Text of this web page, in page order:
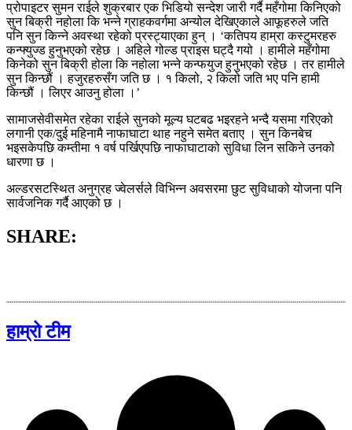
प्रोपाइटर सुमन राईले शुक्रबार एक भिडियो सन्देश जारी गर्दै महँगोमा किनिएको
सुन बिक्री नहोला कि भन्ने ग्राहकवर्गमा अन्योल देखिएकाले आफूहरुले जति
पनि सुन किन्ने अवस्था रहेको प्रस्ट्याएका हुन् । ‘कतिपय हाम्रा कस्टुमरहरु
कन्फ्युज्ड हुनुभएको रहेछ । अहिले गोल्ड प्राइस घट्दै गयो । हामीले महँगोमा
किनेको सुन बिक्री होला कि नहोला भन्ने कन्फयुज हुनुभएको रहेछ । तर हामीले
सुन किन्छौं । हजुरहरुसँग जति छ । १ किलो, २ किलो जति भए पनि हामी
किन्छौं । लिएर आउनु होला ।’
सामाजसेवीसमेत रहेका राईले सुनको मूल्य घटबढ भइरहने भन्दै यसमा गरिएको
लगानी एक/दुई महिनामै नाफाघाटा थाह नहुने समेत बताए । सुन किनबेच
भइसकेपछि कम्तीमा १ वर्ष पर्खिएपछि नाफाघाटाको सुविधा लिन सकिने उनको
धारणा छ ।
अल्डरसटस्थित अनुग्रह ज्वेलर्सले विभिन्न अवसरमा छुट सुविधाको योजना पनि
सार्वजनिक गर्दै आएको छ ।
SHARE:
हाम्रो टीम